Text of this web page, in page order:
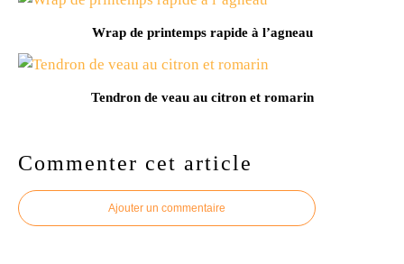
Wrap de printemps rapide à l’agneau
Tendron de veau au citron et romarin
Commenter cet article
Ajouter un commentaire